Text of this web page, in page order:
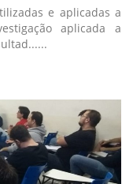
e aplicadas a
aplicada a